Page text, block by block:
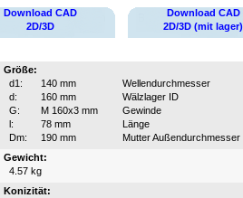
Download CAD
2D/3D
Download CAD
2D/3D (mit lager)
Größe:
d1:
140 mm
Wellendurchmesser
d:
160 mm
Wälzlager ID
G:
M 160x3 mm
Gewinde
l:
78 mm
Länge
Dm:
190 mm
Mutter Außendurchmesser
Gewicht:
4.57 kg
Konizität: